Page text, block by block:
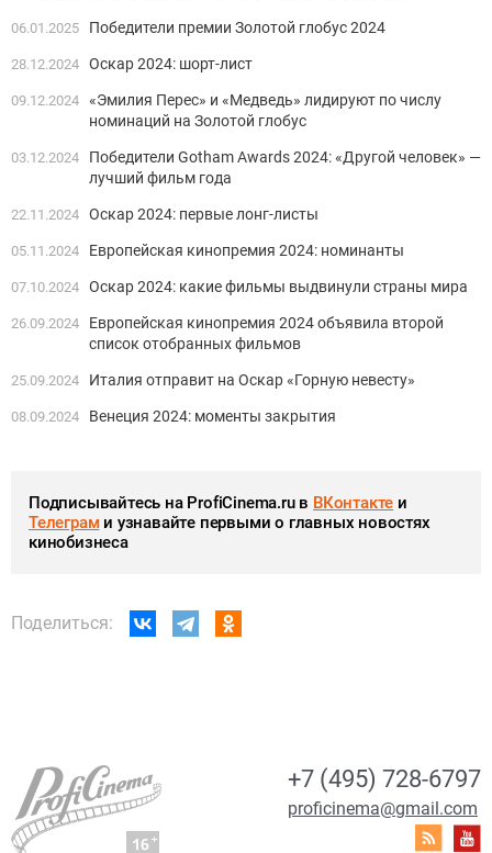
06.01.2025 Победители премии Золотой глобус 2024
28.12.2024 Оскар 2024: шорт-лист
09.12.2024 «Эмилия Перес» и «Медведь» лидируют по числу
номинаций на Золотой глобус
03.12.2024
Победители Gotham Awards 2024: «Другой человек» —
лучший фильм года
22.11.2024 Оскар 2024: первые лонг-листы
05.11.2024 Европейская кинопремия 2024: номинанты
07.10.2024 Оскар 2024: какие фильмы выдвинули страны мира
26.09.2024
Европейская кинопремия 2024 объявила второй
список отобранных фильмов
25.09.2024 Италия отправит на Оскар «Горную невесту»
08.09.2024 Венеция 2024: моменты закрытия
Подписывайтесь на ProfiCinema.ru в ВКонтакте и
Телеграми узнавайте первыми о главных новостях
кинобизнеса
Поделиться:
+7 (495) 728-6797
proficinema@gmail.com